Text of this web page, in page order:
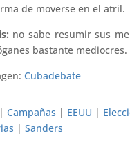
de moverse en el atril.
no sabe resumir sus
bastante mediocres.
Cubadebate
| Campañas | EEUU |
| Sanders